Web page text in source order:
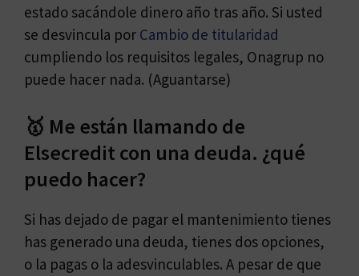
estado sacándole dinero año tras año. Si usted
se desvincula por Cambio de titularidad
cumpliendo los requisitos legales, Onagrup no
puede hacer nada. (Aguantarse)
🥇 Me están llamando de
Elsecredit con una deuda. ¿qué
puedo hacer?
Si has dejado de pagar el mantenimiento tienes
has generado una deuda, tienes dos opciones,
o la pagas o la adesvinculables. A pesar de que